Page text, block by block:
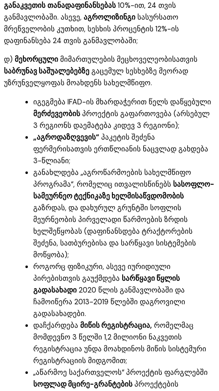
განაკვეთის თანადაფინანსებას 10%-ით, 24 თვის
განმავლობაში. ასევე, აგროლიზინგი სასურსათო
მრეწველობის კუთხით, სესხის პროცენტის 12%-ის
დაფინანსება 24 თვის განმავლობაში;
დ) მეხორცული მიმართულების მეცხოველეობისათვის
საბრუნავ საშუალებებზე გაცემულ სესხებზე მეორად
უზრუნველყოფას მოახდენს სახელმწიფო.
იგეგმება IFAD-ის მხარდაჭერით წელს დაწყებული
მერძევეობის პროექტის გაფართოვება (არსებულ
3 რეგიონს დაემატება კიდევ 3 რეგიონი);
„აგროდაზღვევის“ პაკეტის შეძენა
ფერმერისათვის ერთწლიანის ნაცვლად გახდება
3-წლიანი;
განახლდება „აგროწარმოების სახელმწიფო
პროგრამა“, რომელიც ითვალისწინებს სასოფლო-
სამეურნეო ტექნიკაზე ხელმისაწვდომობის
გაზრდას, და დახურულ გრუნტში სოფლის
მეურნეობის პირველადი წარმოების ზრდის
ხელშეწყობას (დაფინანსდება ტრაქტორების
შეძენა, სათბურებისა და სარწყავი სისტემების
მოწყობა);
როგორც ფიზიკური, ასევე იურიდიული
პირებისთვის გაუქმდება სარწყავი წყლის
გადასახადი 2020 წლის განმავლობაში და
ჩამოიწერა 2013-2019 წლებში დაგროვილი
გადასახადები.
დაჩქარდება მიწის რეგისტრაცია, რომელმაც
მომდევნო 3 წელში 1,2 მილიონი ნაკვეთის
რეგისტრაცია უნდა მოახდინოს მიწის სისტემური
რეგისტრაციის მიდგომით;
„აწარმოე საქართველოს“ პროექტის ფარგლებში
სოფლად მცირე-გრანტების პროექტების